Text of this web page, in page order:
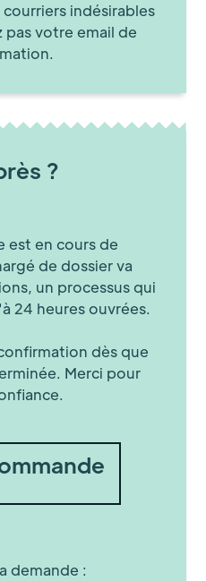
indésirables
pas votre email de
?
est en cours de
de dossier va
un processus qui
24 heures ouvrées.
dès que
Merci pour
demande :